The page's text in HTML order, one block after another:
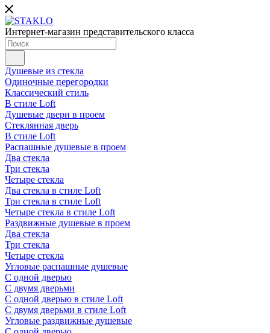
Интернет-магазин представительского класса
Душевые из стекла
Одиночные перегородки
Классический стиль
В стиле Loft
Душевые двери в проем
Стеклянная дверь
В стиле Loft
Распашные душевые в проем
Два стекла
Три стекла
Четыре стекла
Два стекла в стиле Loft
Три стекла в стиле Loft
Четыре стекла в стиле Loft
Раздвижные душевые в проем
Два стекла
Три стекла
Четыре стекла
Угловые распашные душевые
С одной дверью
С двумя дверьми
С одной дверью в стиле Loft
С двумя дверьми в стиле Loft
Угловые раздвижные душевые